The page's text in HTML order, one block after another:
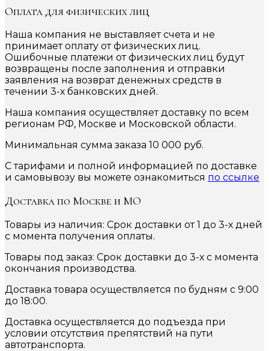
Оплата для физических лиц
Наша компания не выставляет счета и не
принимает оплату от физических лиц.
Ошибочные платежи от физических лиц будут
возвращены после заполнения и отправки
заявления на возврат денежных средств в
течении 3-х банковских дней.
Наша компания осуществляет доставку по всем
регионам РФ, Москве и Московской области.
Минимальная сумма заказа 10 000 руб.
С тарифами и полной информацией по доставке
и самовывозу вы можете ознакомиться по ссылке
Доставка по Москве и МО
Товары из наличия: Срок доставки от 1 до 3-х дней
с момента получения оплаты.
Товары под заказ: Срок доставки до 3-х с момента
окончания производства.
Доставка товара осуществляется по будням с 9:00
до 18:00.
Доставка осуществляется до подъезда при
условии отсутствия препятствий на пути
автотранспорта.